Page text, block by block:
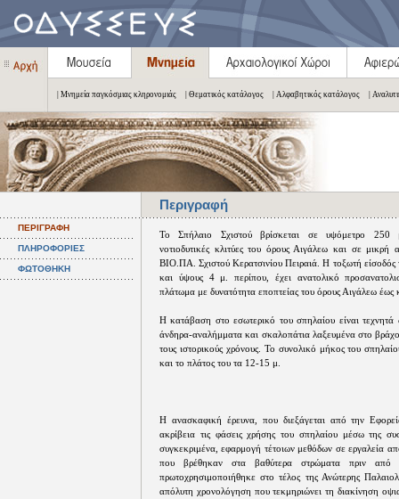
| Μνημεία παγκόσμιας κληρονομιάς | Θεματικός κατάλογος | Αλφαβητικός κατάλογος |
Περιγραφή
ΠΕΡΙΓΡΑΦΗ
ΠΛΗΡΟΦΟΡΙΕΣ
ΦΩΤΟΘΗΚΗ
Το Σπήλαιο Σχιστού βρίσκεται σε υψόμετρο 250
νοτιοδυτικές κλιτύες του όρους Αιγάλεω και σε
ΒΙΟ.ΠΑ. Σχιστού Κερατσινίου Πειραιά. Η τοξωτή
και ύψους 4 μ. περίπου, έχει ανατολικό
πλάτωμα με δυνατότητα εποπτείας του όρους Αιγάλεω έως
Η κατάβαση στο εσωτερικό του σπηλαίου είναι τεχνητά
άνδηρα-αναλήμματα και σκαλοπάτια λαξευμένα στο
τους ιστορικούς χρόνους. Το συνολικό μήκος του
και το πλάτος του τα 12-15 μ.
Η ανασκαφική έρευνα, που διεξάγεται από την
ακρίβεια τις φάσεις χρήσης του σπηλαίου μέσω της
συγκεκριμένα, εφαρμογή τέτοιων μεθόδων σε εργαλεία
που βρέθηκαν στα βαθύτερα στρώματα πριν από
πρωτοχρησιμοποιήθηκε στο τέλος της Ανώτερης
απόλυτη χρονολόγηση που τεκμηριώνει τη διακίνηση